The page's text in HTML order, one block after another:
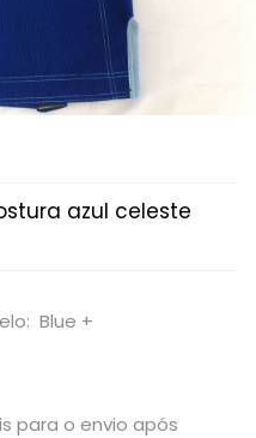
azul celeste
Blue +
para o envio após